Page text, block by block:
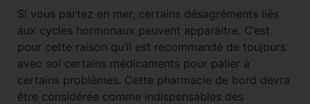
Si vous partez en mer, certains désagréments liés
aux cycles hormonaux peuvent apparaitre. C’est
pour cette raison qu’il est recommandé de toujours
avec soi certains médicaments pour palier à
certains problèmes. Cette pharmacie de bord devra
être considérée comme indispensables des